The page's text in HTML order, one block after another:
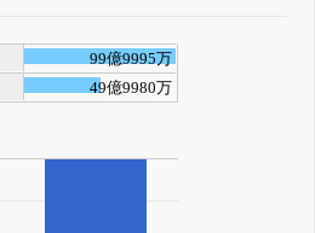
99億9995万
49億9980万